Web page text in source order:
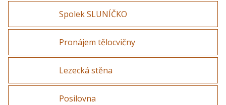
Spolek SLUNÍČKO
Pronájem tělocvičny
Lezecká stěna
Posilovna